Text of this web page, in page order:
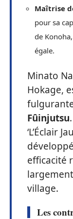
Maîtrise
pour sa
de
égale.
Minato
Hokage,
Fûinjutsu
‘L’Éclair
efficacité
village.
Les